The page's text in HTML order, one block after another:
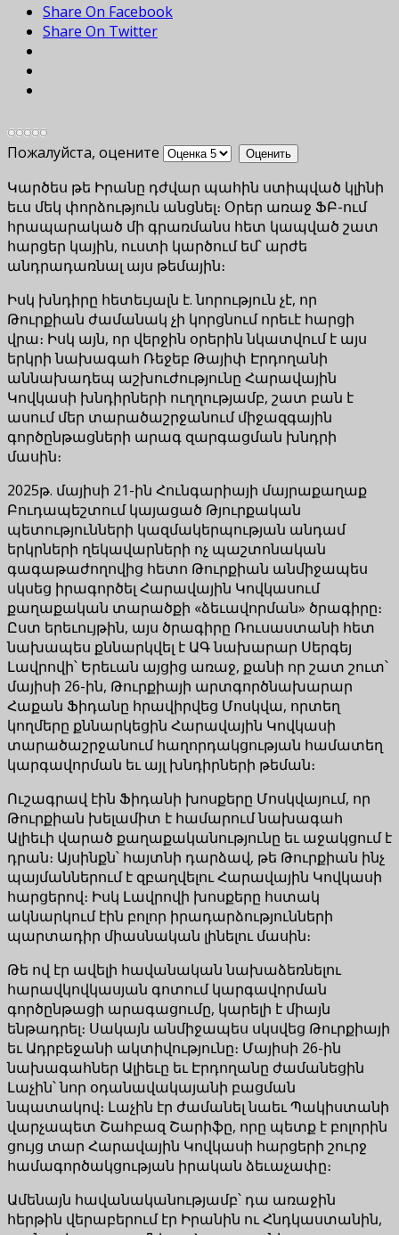
Share On Facebook
Share On Twitter
Пожалуйста, оцените
Կարծես թե Իրանը դժվար պահին ստիպված կլինի
եւս մեկ փորձություն անցնել։ Օրեր առաջ ՖԲ-ում
հրապարակած մի գրառմանս հետ կապված շատ
հարցեր կային, ուստի կարծում եմ՝ արժե
անդրադառնալ այս թեմային։
Իսկ խնդիրը հետեւյալն է. նորություն չէ, որ
Թուրքիան ժամանակ չի կորցնում որեւէ հարցի
վրա։ Իսկ այն, որ վերջին օրերին նկատվում է այս
երկրի նախագահ Ռեջեբ Թայիփ Էրդողանի
աննախադեպ աշխուժությունը Հարավային
Կովկասի խնդիրների ուղղությամբ, շատ բան է
ասում մեր տարածաշրջանում միջազգային
գործընթացների արագ զարգացման խնդրի
մասին։
2025թ. մայիսի 21-ին Հունգարիայի մայրաքաղաք
Բուդապեշտում կայացած Թյուրքական
պետությունների կազմակերպության անդամ
երկրների ղեկավարների ոչ պաշտոնական
գագաթաժողովից հետո Թուրքիան անմիջապես
սկսեց իրագործել Հարավային Կովկասում
քաղաքական տարածքի «ձեւավորման» ծրագիրը։
Ըստ երեւույթին, այս ծրագիրը Ռուսաստանի հետ
նախապես քննարկվել է ԱԳ նախարար Սերգեյ
Լավրովի՝ Երեւան այցից առաջ, քանի որ շատ շուտ՝
մայիսի 26-ին, Թուրքիայի արտգործնախարար
Հաքան Ֆիդանը հրավիրվեց Մոսկվա, որտեղ
կողմերը քննարկեցին Հարավային Կովկասի
տարածաշրջանում հաղորդակցության համատեղ
կարգավորման եւ այլ խնդիրների թեման։
Ուշագրավ էին Ֆիդանի խոսքերը Մոսկվայում, որ
Թուրքիան խելամիտ է համարում նախագահ
Ալիեւի վարած քաղաքականությունը եւ աջակցում է
դրան։ Այսինքն՝ հայտնի դարձավ, թե Թուրքիան ինչ
պայմաններում է զբաղվելու Հարավային Կովկասի
հարցերով։ Իսկ Լավրովի խոսքերը հստակ
ակնարկում էին բոլոր իրադարձությունների
պարտադիր միասնական լինելու մասին։
Թե ով էր ավելի հավանական նախաձեռնելու
հարավկովկասյան գոտում կարգավորման
գործընթացի արագացումը, կարելի է միայն
ենթադրել։ Սակայն անմիջապես սկսվեց Թուրքիայի
եւ Ադրբեջանի ակտիվությունը։ Մայիսի 26-ին
նախագահներ Ալիեւը եւ Էրդողանը ժամանեցին
Լաչին՝ նոր օդանավակայանի բացման
նպատակով։ Լաչին էր ժամանել նաեւ Պակիստանի
վարչապետ Շահբազ Շարիֆը, որը պետք է բոլորին
ցույց տար Հարավային Կովկասի հարցերի շուրջ
համագործակցության իրական ձեւաչափը։
Ամենայն հավանականությամբ՝ դա առաջին
հերթին վերաբերում էր Իրանին ու Հնդկաստանին,